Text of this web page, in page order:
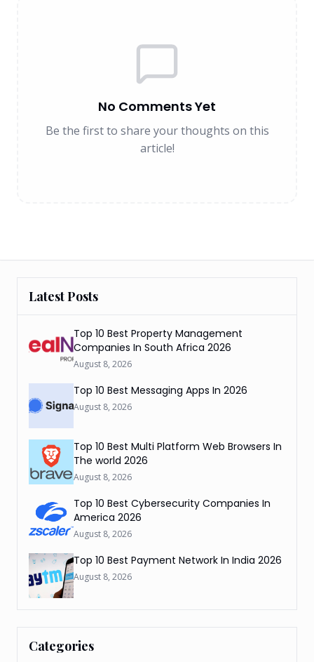
No Comments Yet
Be the first to share your thoughts on this
article!
Latest Posts
Top 10 Best Property Management
Companies In South Africa 2026
August 8, 2026
Top 10 Best Messaging Apps In 2026
August 8, 2026
Top 10 Best Multi Platform Web Browsers In
The world 2026
August 8, 2026
Top 10 Best Cybersecurity Companies In
America 2026
August 8, 2026
Top 10 Best Payment Network In India 2026
August 8, 2026
Categories